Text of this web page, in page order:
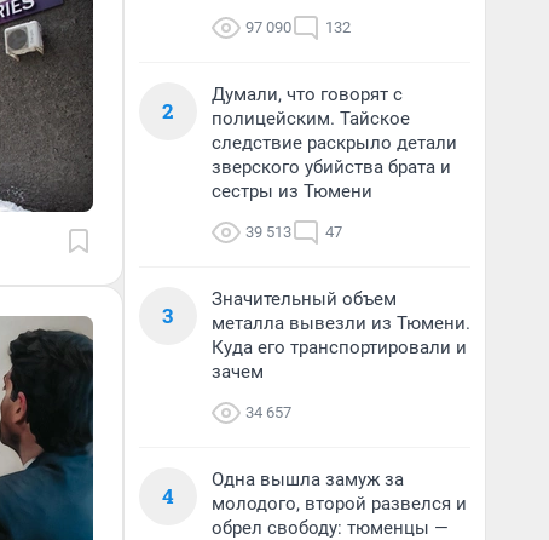
97 090 132
2
Думали, что говорят с
полицейским. Тайское
следствие раскрыло детали
зверского убийства брата и
сестры из Тюмени
39 513 47
3
Значительный объем
металла вывезли из Тюмени.
Куда его транспортировали и
зачем
34 657
4
Одна вышла замуж за
молодого, второй развелся и
обрел свободу: тюменцы —